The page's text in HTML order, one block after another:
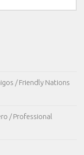
/ Friendly Nations
/ Professional